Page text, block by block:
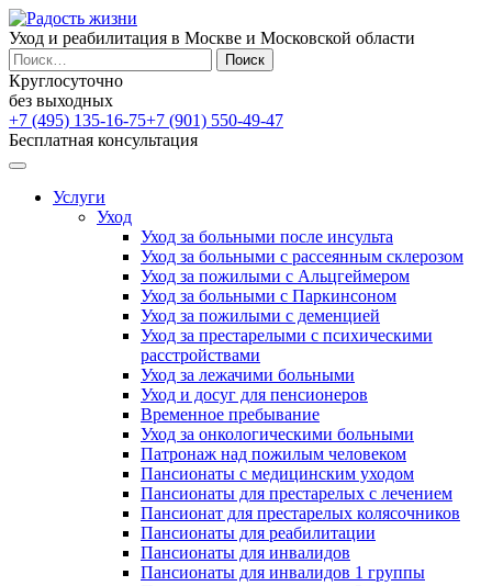
Уход и реабилитация в Москве и Московской области
Найти:
Круглосуточно
без выходных
+7 (495) 135-16-75+7 (901) 550-49-47
Бесплатная консультация
Услуги
Уход
Уход за больными после инсульта
Уход за больными с рассеянным склерозом
Уход за пожилыми с Альцгеймером
Уход за больными с Паркинсоном
Уход за пожилыми с деменцией
Уход за престарелыми с психическими
расстройствами
Уход за лежачими больными
Уход и досуг для пенсионеров
Временное пребывание
Уход за онкологическими больными
Патронаж над пожилым человеком
Пансионаты с медицинским уходом
Пансионаты для престарелых с лечением
Пансионат для престарелых колясочников
Пансионаты для реабилитации
Пансионаты для инвалидов
Пансионаты для инвалидов 1 группы